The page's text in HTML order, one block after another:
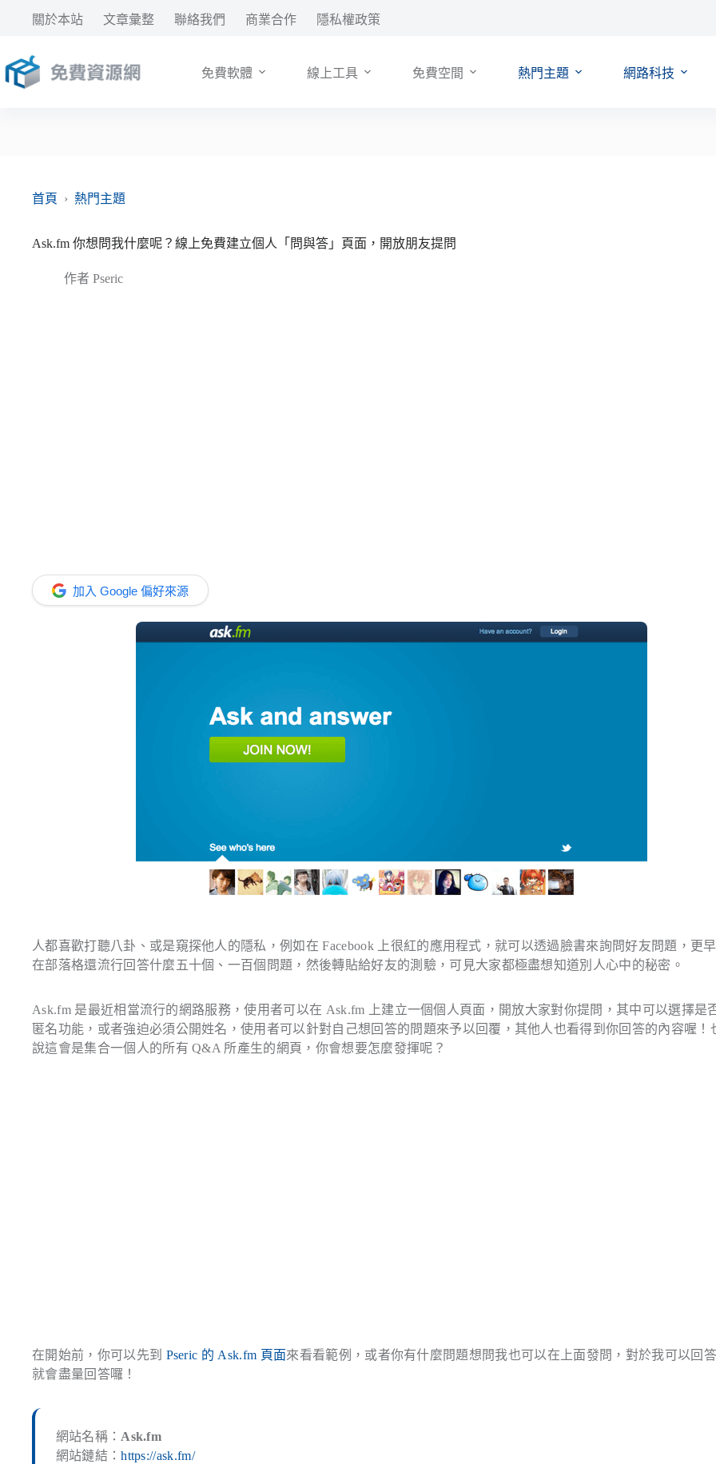
要
內
關於本站 文章彙整 聯絡我們 商業合作 隱私權政策
免費軟體 線上工具 免費空間 熱門主題 網路科技
首頁 › 熱門主題
Ask.fm 你想問我什麼呢？線上免費建立個人「問與答」頁面，開放朋友提問
作者 Pseric
加入 Google 偏好來源
人都喜歡打聽八卦、或是窺探他人的隱私，例如在 Facebook 上很紅的應用程式，就可以透過臉書來詢問好友問題，更
在部落格還流行回答什麼五十個、一百個問題，然後轉貼給好友的測驗，可見大家都極盡想知道別人心中的秘密。
Ask.fm 是最近相當流行的網路服務，使用者可以在 Ask.fm 上建立一個個人頁面，開放大家對你提問，其中可以選擇是
匿名功能，或者強迫必須公開姓名，使用者可以針對自己想回答的問題來予以回覆，其他人也看得到你回答的內容喔！
說這會是集合一個人的所有 Q&A 所產生的網頁，你會想要怎麼發揮呢？
在開始前，你可以先到 Pseric 的 Ask.fm 頁面來看看範例，或者你有什麼問題想問我也可以在上面發問，對於我可以回
就會盡量回答囉！
網站名稱： Ask.fm
網站鏈結：https://ask.fm/